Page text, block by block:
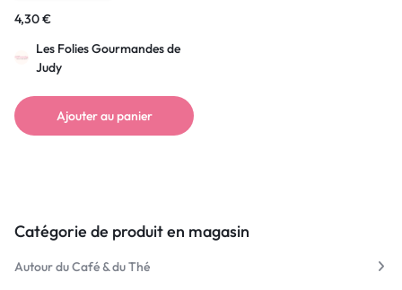
Catégorie de produit en magasin
Autour du Café & du Thé
4,30€
Les Folies Gourmandes de
Judy
Ajouter au panier